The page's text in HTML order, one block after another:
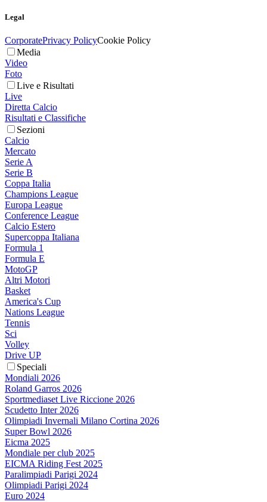
Legal
CorporatePrivacy PolicyCookie Policy
Media
Video
Foto
Live e Risultati
Live
Diretta Calcio
Risultati e Classifiche
Sezioni
Calcio
Mercato
Serie A
Serie B
Coppa Italia
Champions League
Europa League
Conference League
Calcio Estero
Supercoppa Italiana
Formula 1
Formula E
MotoGP
Altri Motori
Basket
America's Cup
Nations League
Tennis
Sci
Volley
Drive UP
Speciali
Mondiali 2026
Roland Garros 2026
Sportmediaset Live Riccione 2026
Scudetto Inter 2026
Olimpiadi Invernali Milano Cortina 2026
Super Bowl 2026
Eicma 2025
Mondiale per club 2025
EICMA Riding Fest 2025
Paralimpiadi Parigi 2024
Olimpiadi Parigi 2024
Euro 2024